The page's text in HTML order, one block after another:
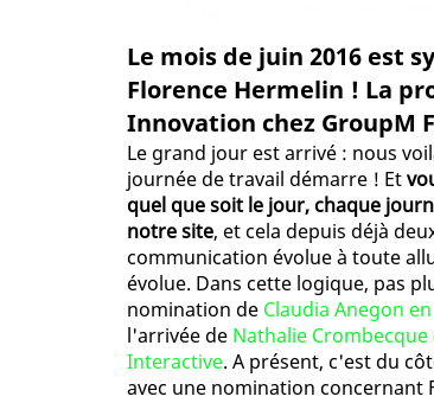
Le mois de juin 2016 est
Florence Hermelin ! La
Innovation chez GroupM
Le grand jour est arrivé : nous
journée de travail démarre ! Et
quel que soit le jour, chaque
notre site, et cela depuis déjà
communication évolue à toute
évolue. Dans cette logique, pas
nomination de Claudia Anegon
l'arrivée de Nathalie
Interactive. A présent, c'est du
avec une nomination concernant